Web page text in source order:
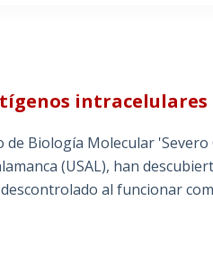
intracelulares
Biología Molecular 'Severo
(USAL), han
al funcionar